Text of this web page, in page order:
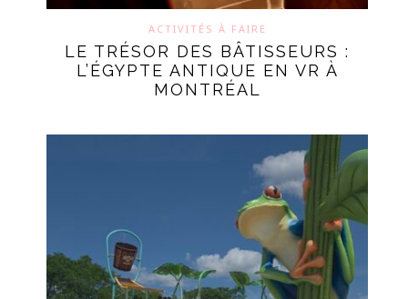
ACTIVITÉS À FAIRE
LE TRÉSOR DES BÂTISSEURS :
L’ÉGYPTE ANTIQUE EN VR À
MONTRÉAL